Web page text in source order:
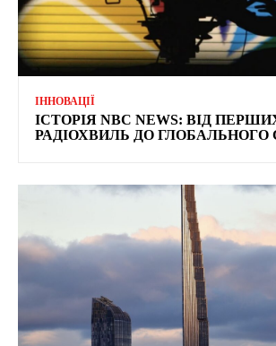
ІННОВАЦІЇ
ІСТОРІЯ NBC NEWS: ВІД
РАДІОХВИЛЬ ДО ГЛОБАЛЬНОГО